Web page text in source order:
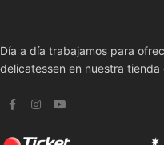
Día a día trabajamos para
delicatessen en nuestra tienda